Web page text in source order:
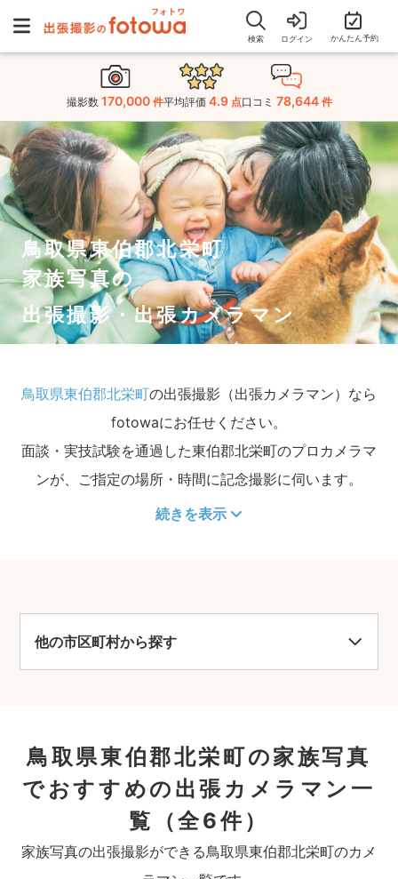
検索 ログイン かんたん予約
撮影数 170,000 件平均評価 4.9 点口コミ 78,644 件
鳥取県東伯郡北栄町
家族写真の
出張撮影・出張カメラマン
鳥取県東伯郡北栄町の出張撮影（出張カメラマン）なら
fotowaにお任せください。
面談・実技試験を通過した東伯郡北栄町のプロカメラマ
ンが、ご指定の場所・時間に記念撮影に伺います。
続きを表示
他の市区町村から探す
鳥取県東伯郡北栄町の家族写真
でおすすめの出張カメラマン一
覧
（全6件）
家族写真の出張撮影ができる鳥取県東伯郡北栄町のカメ